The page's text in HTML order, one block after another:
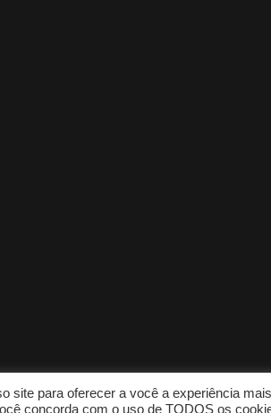
site para oferecer a você a experiência
concorda com o uso de TODOS os